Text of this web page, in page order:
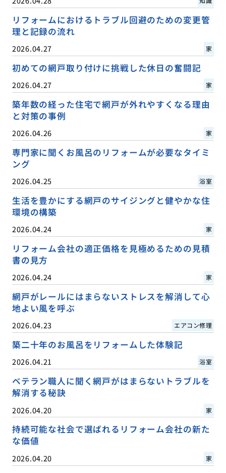
リフォームにおけるトラブル回避のための変更管
理と記録の流れ
2026.04.27 家
初めての網戸取り付けに挑戦した休日の奮闘記
2026.04.27 家
築年数の経った住宅で網戸が外れやすくなる理由
と対策の事例
2026.04.26 家
専門家に聞くお風呂のリフォームが必要なタイミ
ング
2026.04.25 浴室
生活を豊かにする網戸のサイジングと健やかな住
環境の構築
2026.04.24 家
リフォーム会社の適正価格を見極めるための見積
書の見方
2026.04.24 家
網戸がレールにはまらないストレスを解消して心
地よい風を呼ぶ
2026.04.23 エアコン修理
築二十年のお風呂をリフォームした体験記
2026.04.21 浴室
ベテラン職人に聞く網戸がはまらないトラブルを
解消する秘訣
2026.04.20 家
持続可能な社会で選ばれるリフォーム会社の新た
な価値
2026.04.20 家